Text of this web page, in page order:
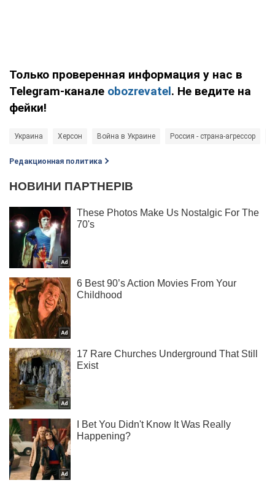
Только проверенная информация у нас в
Telegram-канале obozrevatel. Не ведите на
фейки!
Украина Херсон Война в Украине Россия - страна-агрессор
Редакционная политика